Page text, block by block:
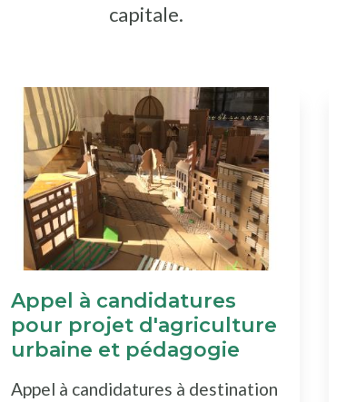
capitale.
Appel à candidatures
pour projet d'agriculture
urbaine et pédagogie
Appel à candidatures à destination